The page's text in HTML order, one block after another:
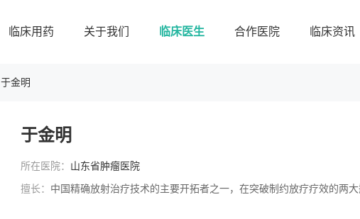
临床用药 关于我们 临床医生 合作医院 临床资讯
于金明
于金明
所在医院： 山东省肿瘤医院
擅长： 中国精确放射治疗技术的主要开拓者之一，在突破制约放疗疗效的两